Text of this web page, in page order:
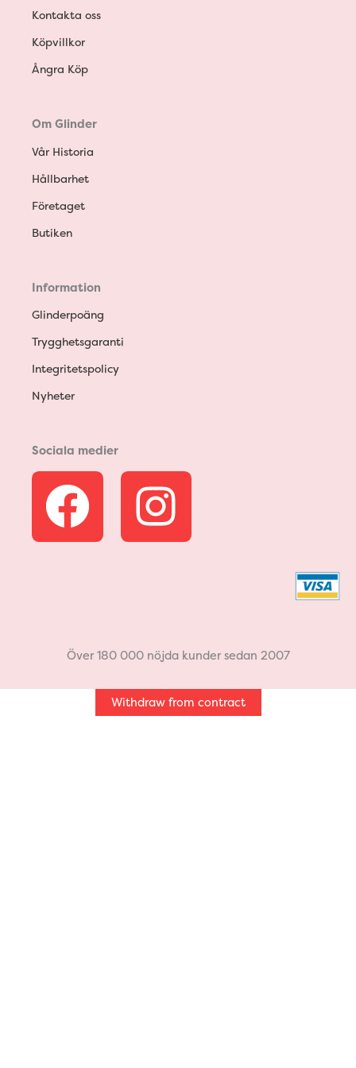
Kontakta oss
Köpvillkor
Ångra Köp
Om Glinder
Vår Historia
Hållbarhet
Företaget
Butiken
Information
Glinderpoäng
Trygghetsgaranti
Integritetspolicy
Nyheter
Sociala medier
F
a
b
o
I
n
a
g
Över 180 000 nöjda kunder sedan 2007
Withdraw from contract